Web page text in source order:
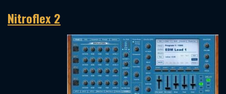
Nitroflex 2